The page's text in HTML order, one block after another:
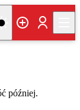
później.